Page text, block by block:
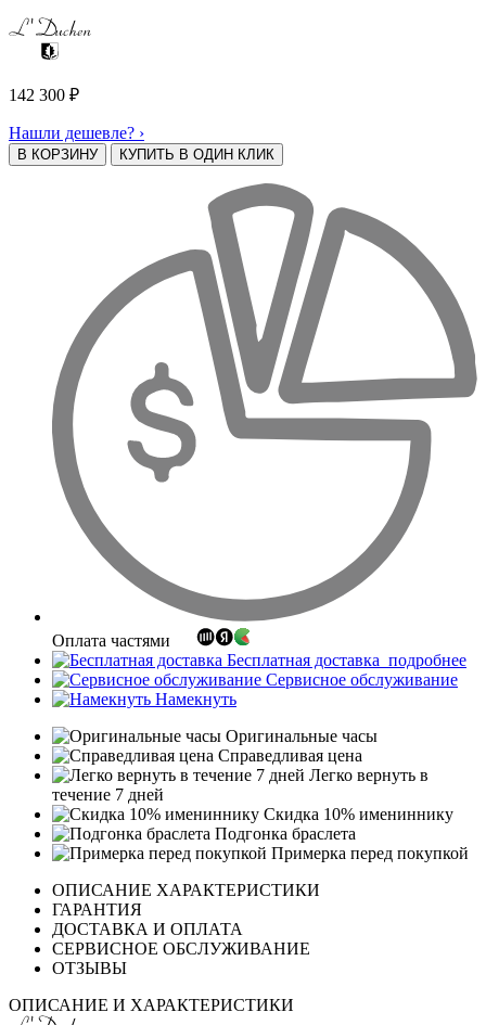
142 300 ₽
Нашли дешевле? ›
В КОРЗИНУ КУПИТЬ В ОДИН КЛИК
Оплата частями
Бесплатная доставка подробнее
Сервисное обслуживание
Намекнуть
Оригинальные часы
Справедливая цена
Легко вернуть в
течение 7 дней
Скидка 10% имениннику
Подгонка браслета
Примерка перед покупкой
ОПИСАНИЕ ХАРАКТЕРИСТИКИ
ГАРАНТИЯ
ДОСТАВКА И ОПЛАТА
СЕРВИСНОЕ ОБСЛУЖИВАНИЕ
ОТЗЫВЫ
ОПИСАНИЕ И ХАРАКТЕРИСТИКИ